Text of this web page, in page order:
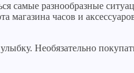
самые разнообразные
часов и
Необязательно